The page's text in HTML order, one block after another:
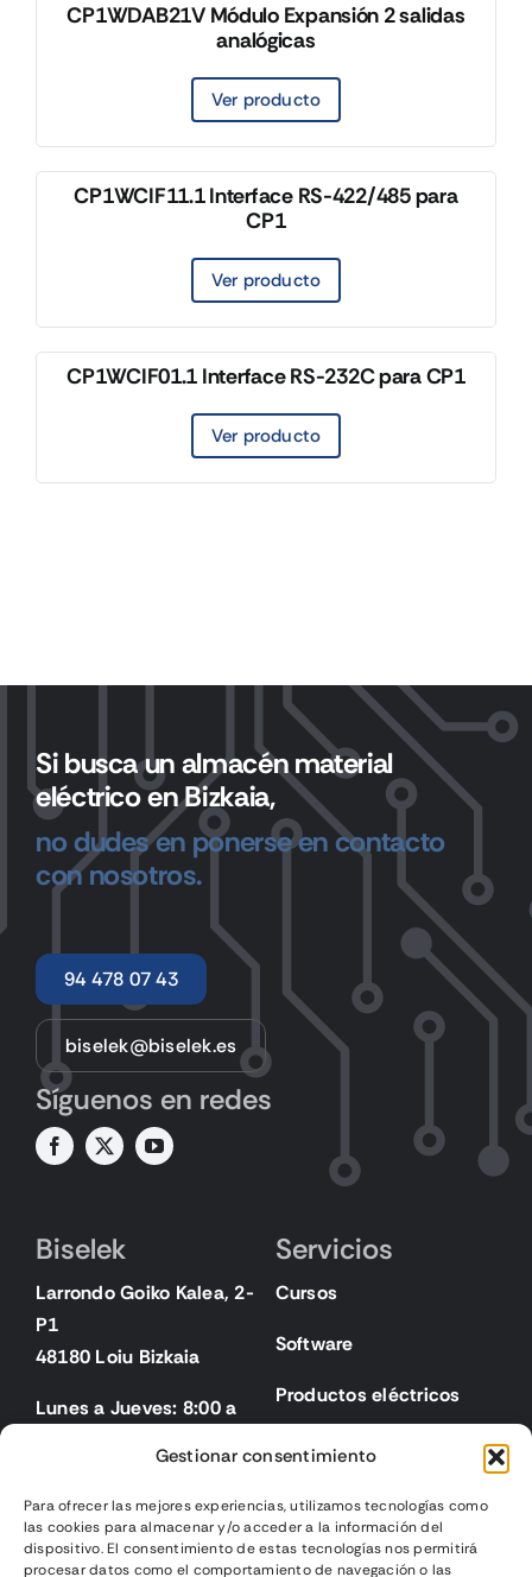
Gestionar consentimiento
Para ofrecer las mejores experiencias, utilizamos tecnologías como
las cookies para almacenar y/o acceder a la información del
dispositivo. El consentimiento de estas tecnologías nos permitirá
procesar datos como el comportamiento de navegación o las
CP1WDAB21V Módulo Expansión 2 salidas
analógicas
Ver producto
CP1WCIF11.1 Interface RS-422/485 para
CP1
Ver producto
CP1WCIF01.1 Interface RS-232C para CP1
Ver producto
Si busca un almacén material
eléctrico en Bizkaia,
no dudes en ponerse en contacto
con nosotros.
94 478 07 43
biselek@biselek.es
Síguenos en redes
Biselek
Larrondo Goiko Kalea, 2-
P1
48180 Loiu Bizkaia
Lunes a Jueves: 8:00 a
Servicios
Cursos
Software
Productos eléctricos
Legal